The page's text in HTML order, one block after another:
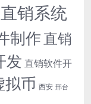
直销系统
制作直销
发 直销软件开
拟币 西安 邢台